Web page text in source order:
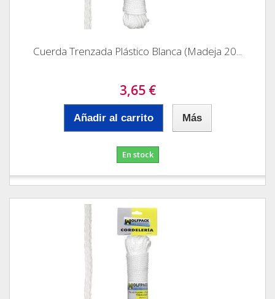
Cuerda Trenzada Plástico Blanca (Madeja 20...
3,65 €
Añadir al carrito Más
En stock